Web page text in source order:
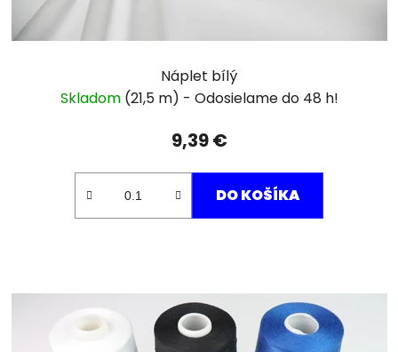
Náplet bílý
Skladom (21,5 m)
9,39 €
DO KOŠÍKA